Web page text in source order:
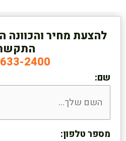
להצעת מחיר והכוונה
2400
שם:
מספר טלפון: